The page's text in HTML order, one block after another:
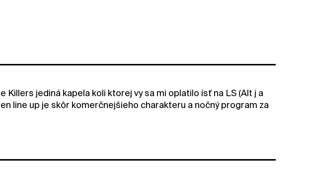
Killers jediná kapela koli ktorej vy sa mi oplatilo ísť na LS (Alt j a
line up je skôr komerčnejšieho charakteru a nočný program za